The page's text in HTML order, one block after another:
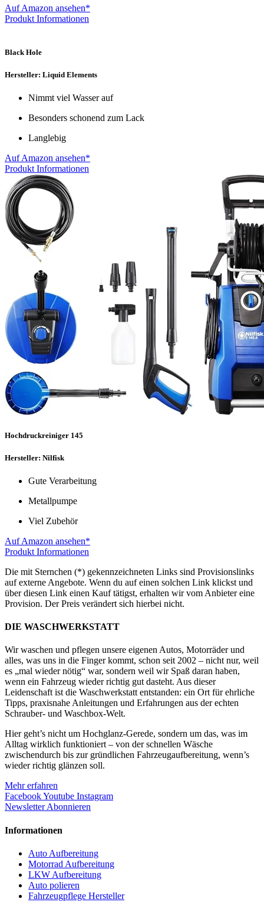
Auf Amazon ansehen*
Produkt Informationen
Black Hole
Hersteller: Liquid Elements
Nimmt viel Wasser auf
Besonders schonend zum Lack
Langlebig
Auf Amazon ansehen*
Produkt Informationen
Hochdruckreiniger 145
Hersteller: Nilfisk
Gute Verarbeitung
Metallpumpe
Viel Zubehör
Auf Amazon ansehen*
Produkt Informationen
Die mit Sternchen (*) gekennzeichneten Links sind Provisionslinks
auf externe Angebote. Wenn du auf einen solchen Link klickst und
über diesen Link einen Kauf tätigst, erhalten wir vom Anbieter eine
Provision. Der Preis verändert sich hierbei nicht.
DIE WASCHWERKSTATT
Wir waschen und pflegen unsere eigenen Autos, Motorräder und
alles, was uns in die Finger kommt, schon seit 2002 – nicht nur, weil
es „mal wieder nötig“ war, sondern weil wir Spaß daran haben,
wenn ein Fahrzeug wieder richtig gut dasteht. Aus dieser
Leidenschaft ist die Waschwerkstatt entstanden: ein Ort für ehrliche
Tipps, praxisnahe Anleitungen und Erfahrungen aus der echten
Schrauber- und Waschbox-Welt.
Hier geht’s nicht um Hochglanz-Gerede, sondern um das, was im
Alltag wirklich funktioniert – von der schnellen Wäsche
zwischendurch bis zur gründlichen Fahrzeugaufbereitung, wenn’s
wieder richtig glänzen soll.
Mehr erfahren
FacebookYoutube Instagram
Newsletter Abonnieren
Informationen
Auto Aufbereitung
Motorrad Aufbereitung
LKW Aufbereitung
Auto polieren
Fahrzeugpflege Hersteller